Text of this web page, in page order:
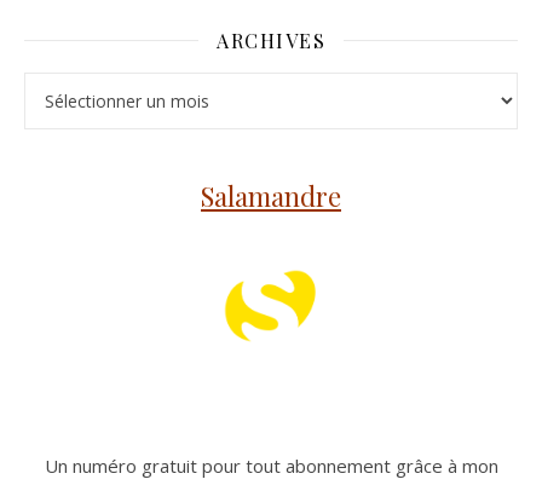
ARCHIVES
Salamandre
Un numéro gratuit pour tout abonnement grâce à mon